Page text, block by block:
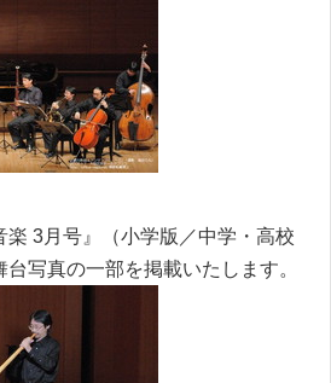
楽 3月号』（小学版／中学・高校
写真の一部を掲載いたします。